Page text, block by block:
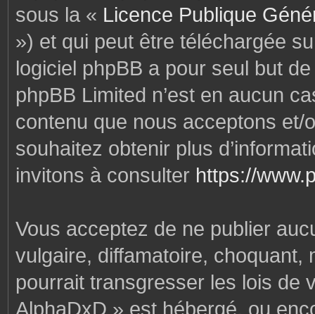
sous la « Licence Publique
») et qui peut être téléchargée
logiciel phpBB a pour seul but
phpBB Limited n’est en aucun
contenu que nous acceptons et/
souhaitez obtenir plus
invitons à consulter https://
Vous acceptez de ne publier
vulgaire, diffamatoire, choquant,
pourrait transgresser les lois de
AlphaDxD » est hébergé, ou